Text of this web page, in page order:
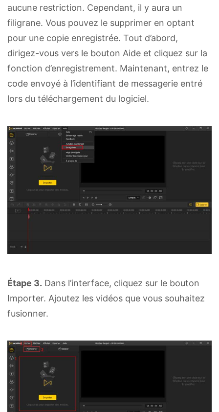
aucune restriction. Cependant, il y aura un
filigrane. Vous pouvez le supprimer en optant
pour une copie enregistrée. Tout d’abord,
dirigez-vous vers le bouton Aide et cliquez sur la
fonction d’enregistrement. Maintenant, entrez le
code envoyé à l’identifiant de messagerie entré
lors du téléchargement du logiciel.
Étape 3. Dans l’interface, cliquez sur le bouton
Importer. Ajoutez les vidéos que vous souhaitez
fusionner.